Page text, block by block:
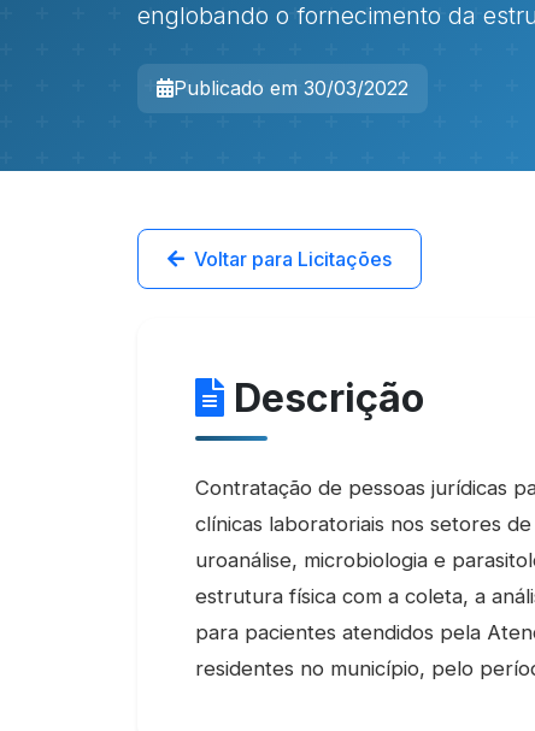
englobando o fornecimento da
Publicado em 30/03/2022
Voltar para Licitações
Descrição
Contratação de pessoas jurídicas
clínicas laboratoriais nos setores
uroanálise, microbiologia e
estrutura física com a coleta, a
para pacientes atendidos pela
residentes no município, pelo